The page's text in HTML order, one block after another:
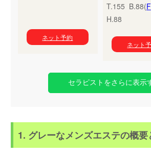
ネット予約
T.155 B.88(F
H.88
ネット
セラピストをさらに表示
1. グレーなメンズエステの概要